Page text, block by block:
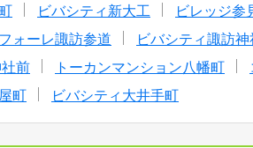
ビバシティ新大工 ビレッジ参
フォーレ諏訪参道 ビバシティ諏訪神
前
トーカンマンション八幡町
町 ビバシティ大井手町